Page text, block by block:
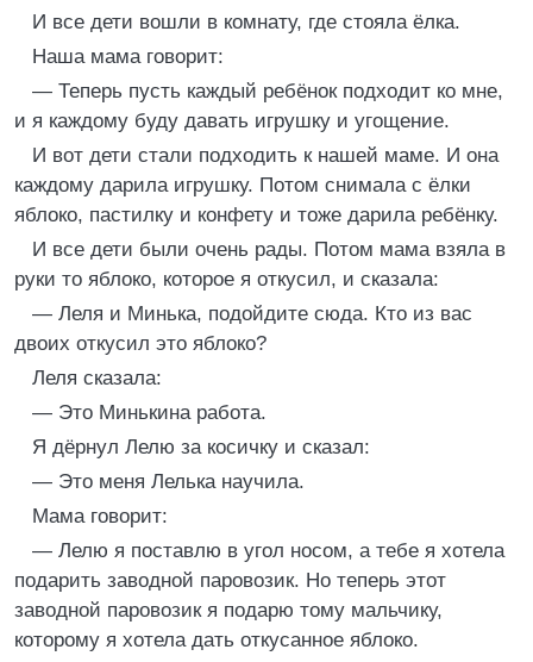
И все дети вошли в комнату, где стояла ёлка.
Наша мама говорит:
— Теперь пусть каждый ребёнок подходит ко мне,
и я каждому буду давать игрушку и угощение.
И вот дети стали подходить к нашей маме. И она
каждому дарила игрушку. Потом снимала с ёлки
яблоко, пастилку и конфету и тоже дарила ребёнку.
И все дети были очень рады. Потом мама взяла в
руки то яблоко, которое я откусил, и сказала:
— Леля и Минька, подойдите сюда. Кто из вас
двоих откусил это яблоко?
Леля сказала:
— Это Минькина работа.
Я дёрнул Лелю за косичку и сказал:
— Это меня Лелька научила.
Мама говорит:
— Лелю я поставлю в угол носом, а тебе я хотела
подарить заводной паровозик. Но теперь этот
заводной паровозик я подарю тому мальчику,
которому я хотела дать откусанное яблоко.